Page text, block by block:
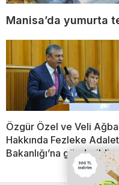
Manisa’da yumurta
Özgür Özel ve Veli
Hakkında Fezleke Adalet
Bakanlığı’na gönderildi